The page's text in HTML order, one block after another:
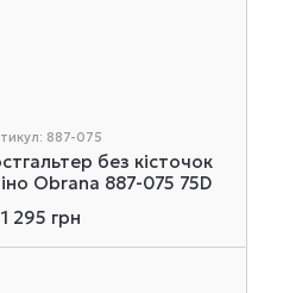
887-075
без кісточок
Obrana 887-075 75D
1 295 грн